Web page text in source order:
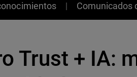
Comunicados
Trust + IA: